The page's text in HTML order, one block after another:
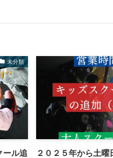
未分類
ール追
２０２５年から土曜